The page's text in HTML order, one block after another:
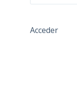
Acceder